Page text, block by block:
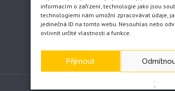
informacím o zařízení, technologie jako jsou
technologiemi nám umožní zpracovávat údaje,
jedinečná ID na tomto webu. Nesouhlas nebo
ovlivnit určité vlastnosti a funkce.
Přijmout
WEB